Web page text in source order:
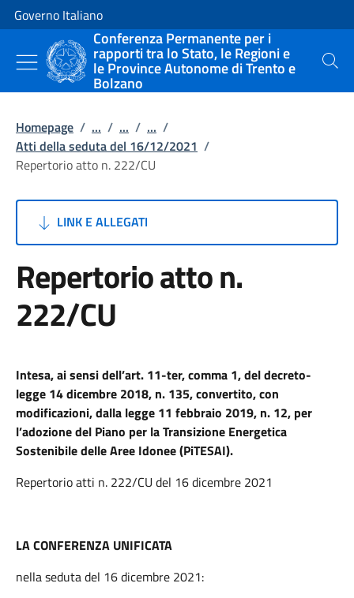
Vai al contenuto
Vai alla navigazione del sito
Governo Italiano
Conferenza Permanente per i
rapporti tra lo Stato, le Regioni e
le Province Autonome di Trento e
Bolzano
Cerca
Homepage / ... / ... / ... /
Atti della seduta del 16/12/2021 /
Repertorio atto n. 222/CU
LINK E ALLEGATI
Repertorio atto n.
222/CU
Intesa, ai sensi dell’art. 11-ter, comma 1, del decreto-
legge 14 dicembre 2018, n. 135, convertito, con
modificazioni, dalla legge 11 febbraio 2019, n. 12, per
l’adozione del Piano per la Transizione Energetica
Sostenibile delle Aree Idonee (PiTESAI).
Repertorio atti n. 222/CU del 16 dicembre 2021
LA CONFERENZA UNIFICATA
nella seduta del 16 dicembre 2021: